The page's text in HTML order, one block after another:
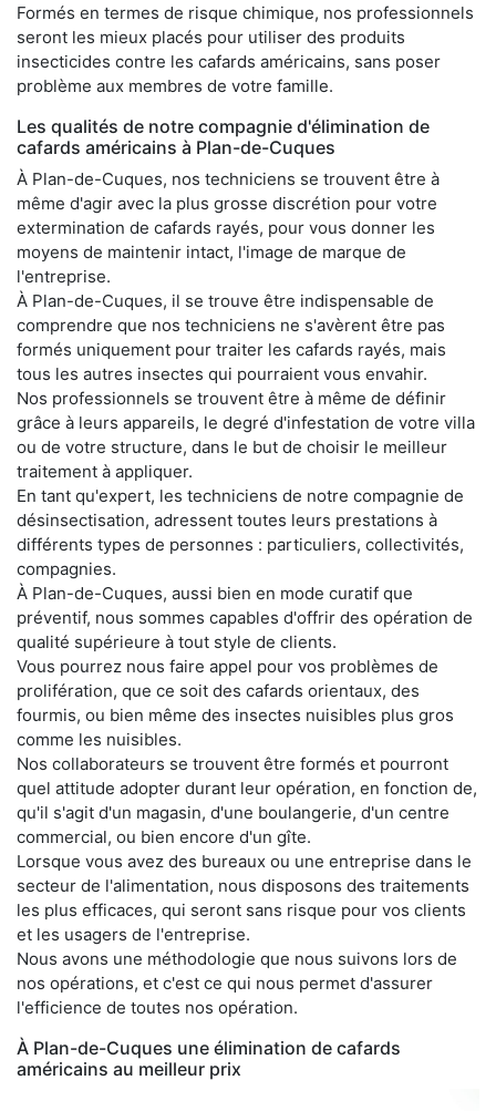
Formés en termes de risque chimique, nos professionnels
seront les mieux placés pour utiliser des produits
insecticides contre les cafards américains, sans poser
problème aux membres de votre famille.
Les qualités de notre compagnie d'élimination de
cafards américains à Plan-de-Cuques
À Plan-de-Cuques, nos techniciens se trouvent être à
même d'agir avec la plus grosse discrétion pour votre
extermination de cafards rayés, pour vous donner les
moyens de maintenir intact, l'image de marque de
l'entreprise.
À Plan-de-Cuques, il se trouve être indispensable de
comprendre que nos techniciens ne s'avèrent être pas
formés uniquement pour traiter les cafards rayés, mais
tous les autres insectes qui pourraient vous envahir.
Nos professionnels se trouvent être à même de définir
grâce à leurs appareils, le degré d'infestation de votre villa
ou de votre structure, dans le but de choisir le meilleur
traitement à appliquer.
En tant qu'expert, les techniciens de notre compagnie de
désinsectisation, adressent toutes leurs prestations à
différents types de personnes : particuliers, collectivités,
compagnies.
À Plan-de-Cuques, aussi bien en mode curatif que
préventif, nous sommes capables d'offrir des opération de
qualité supérieure à tout style de clients.
Vous pourrez nous faire appel pour vos problèmes de
prolifération, que ce soit des cafards orientaux, des
fourmis, ou bien même des insectes nuisibles plus gros
comme les nuisibles.
Nos collaborateurs se trouvent être formés et pourront
quel attitude adopter durant leur opération, en fonction de,
qu'il s'agit d'un magasin, d'une boulangerie, d'un centre
commercial, ou bien encore d'un gîte.
Lorsque vous avez des bureaux ou une entreprise dans le
secteur de l'alimentation, nous disposons des traitements
les plus efficaces, qui seront sans risque pour vos clients
et les usagers de l'entreprise.
Nous avons une méthodologie que nous suivons lors de
nos opérations, et c'est ce qui nous permet d'assurer
l'efficience de toutes nos opération.
À Plan-de-Cuques une élimination de cafards
américains au meilleur prix